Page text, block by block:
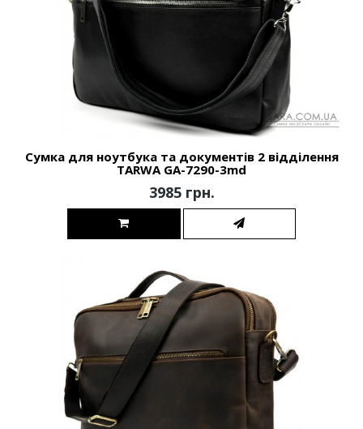
Сумка для ноутбука та документів 2 відділення
TARWA GA-7290-3md
3985 грн.